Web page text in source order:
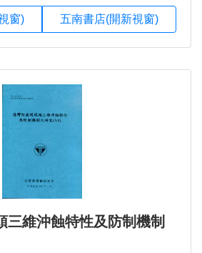
窗) 五南書店(開新視窗)
三維沖蝕特性及防制機制